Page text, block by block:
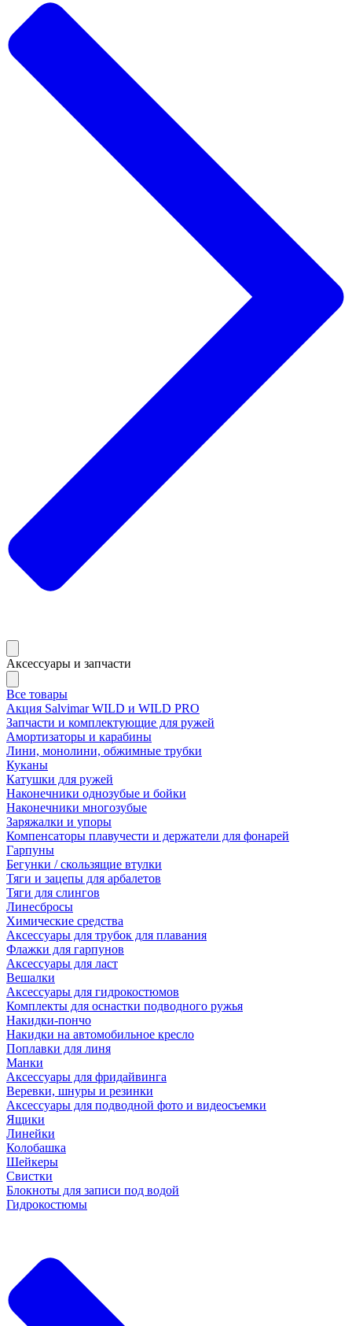
Аксессуары и запчасти
Все товары
Акция Salvimar WILD и WILD PRO
Запчасти и комплектующие для ружей
Амортизаторы и карабины
Лини, монолини, обжимные трубки
Куканы
Катушки для ружей
Наконечники однозубые и бойки
Наконечники многозубые
Заряжалки и упоры
Компенсаторы плавучести и держатели для фонарей
Гарпуны
Бегунки / скользящие втулки
Тяги и зацепы для арбалетов
Тяги для слингов
Линесбросы
Химические средства
Аксессуары для трубок для плавания
Флажки для гарпунов
Аксессуары для ласт
Вешалки
Аксессуары для гидрокостюмов
Комплекты для оснастки подводного ружья
Накидки-пончо
Накидки на автомобильное кресло
Поплавки для линя
Манки
Аксессуары для фридайвинга
Веревки, шнуры и резинки
Аксессуары для подводной фото и видеосъемки
Ящики
Линейки
Колобашка
Шейкеры
Свистки
Блокноты для записи под водой
Гидрокостюмы